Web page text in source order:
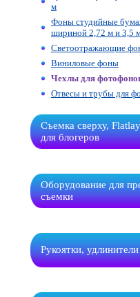
м
Фоны студийные
шириной 2,72 м и 3,5
Светоотражающие
Виниловые фоны
Чехлы для
Отвесы и трубы для
Съемка сверху,
для блогеров
Оборудование для
съемки
Рукоятки,